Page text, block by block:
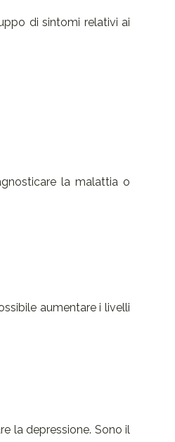
di sintomi relativi ai
la malattia o
aumentare i livelli
la depressione. Sono il